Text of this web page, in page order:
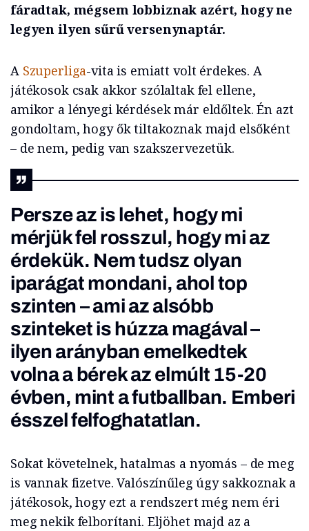
fáradtak, mégsem lobbiznak azért, hogy ne
legyen ilyen sűrű versenynaptár.
A Szuperliga-vita is emiatt volt érdekes. A
játékosok csak akkor szólaltak fel ellene,
amikor a lényegi kérdések már eldőltek. Én azt
gondoltam, hogy ők tiltakoznak majd elsőként
– de nem, pedig van szakszervezetük.
Persze az is lehet, hogy mi
mérjük fel rosszul, hogy mi az
érdekük. Nem tudsz olyan
iparágat mondani, ahol top
szinten – ami az alsóbb
szinteket is húzza magával –
ilyen arányban emelkedtek
volna a bérek az elmúlt 15-20
évben, mint a futballban. Emberi
ésszel felfoghatatlan.
Sokat követelnek, hatalmas a nyomás – de meg
is vannak fizetve. Valószínűleg úgy sakkoznak a
játékosok, hogy ezt a rendszert még nem éri
meg nekik felborítani. Eljöhet majd az a